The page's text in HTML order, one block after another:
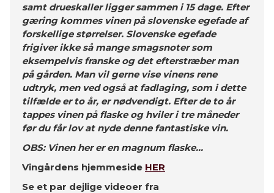
samt drueskaller ligger sammen i 15 dage. Efter
gæring kommes vinen på slovenske egefade af
forskellige størrelser. Slovenske egefade
frigiver ikke så mange smagsnoter som
eksempelvis franske og det efterstræber man
på gården. Man vil gerne vise vinens rene
udtryk, men ved også at fadlaging, som i dette
tilfælde er to år, er nødvendigt. Efter de to år
tappes vinen på flaske og hviler i tre måneder
før du får lov at nyde denne fantastiske vin.
OBS: Vinen her er en magnum flaske...
Vingårdens hjemmeside HER
Se et par dejlige videoer fra